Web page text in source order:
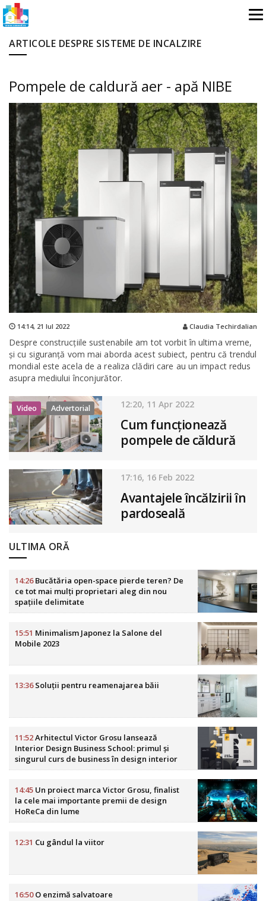
ARTICOLE DESPRE SISTEME DE INCALZIRE
Pompele de caldură aer - apă NIBE
14:14, 21 Iul 2022 Claudia Techirdalian
Despre construcțiile sustenabile am tot vorbit în ultima vreme,
și cu siguranță vom mai aborda acest subiect, pentru că trendul
mondial este acela de a realiza clădiri care au un impact redus
asupra mediului înconjurător.
Video Advertorial 12:20, 11 Apr 2022
Cum funcționează
pompele de căldură
17:16, 16 Feb 2022
Avantajele încălzirii în
pardoseală
ULTIMA ORĂ
14:26Bucătăria open-space pierde teren? De
ce tot mai mulți proprietari aleg din nou
spațiile delimitate
15:51 Minimalism Japonez la Salone del
Mobile 2023
13:36Soluții pentru reamenajarea băii
11:52Arhitectul Victor Grosu lansează
Interior Design Business School: primul și
singurul curs de business în design interior
din România
14:45 Un proiect marca Victor Grosu, finalist
la cele mai importante premii de design
HoReCa din lume
12:31 Cu gândul la viitor
16:50O enzimă salvatoare